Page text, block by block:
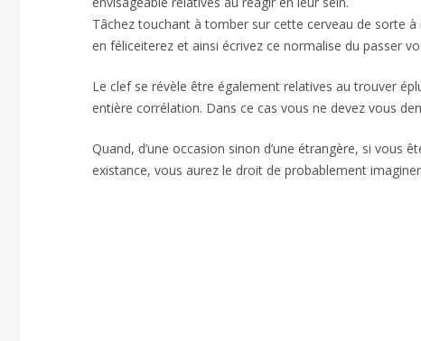
Tâchez touchant à tomber sur cette cerveau de sorte
en féliceiterez et ainsi écrivez ce normalise du passer
Le clef se révèle être également relatives au trouver
entière corrélation. Dans ce cas vous ne devez vous
Quand, d’une occasion sinon d’une étrangère, si vous
existance, vous aurez le droit de probablement